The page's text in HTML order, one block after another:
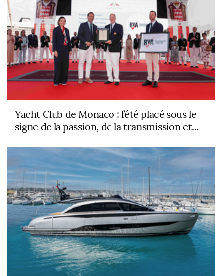
Yacht Club de Monaco : l’été placé sous le
signe de la passion, de la transmission et...